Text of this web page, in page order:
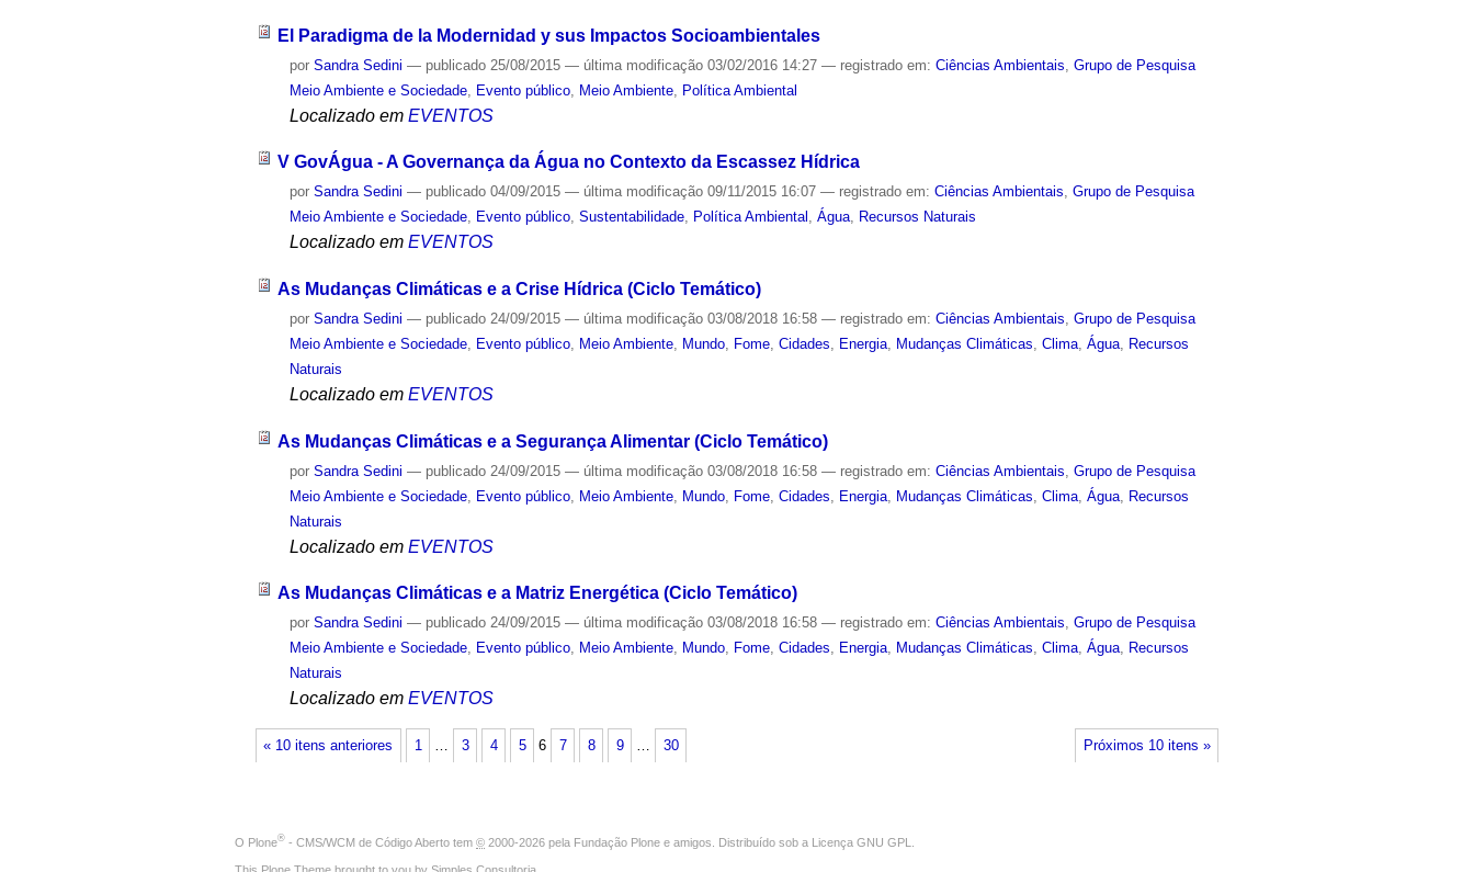
El Paradigma de la Modernidad y sus Impactos Socioambientales
porSandra Sedini — publicado 25/08/2015— última modificação 03/02/2016 14:27— registrado em:Ciências Ambientais ,Grupo de Pesquisa
Meio Ambiente e Sociedade Evento público Meio Ambiente Política Ambiental
Localizado em EVENTOS
V GovÁgua - A Governança da Água no Contexto da Escassez Hídrica
porSandra Sedini — publicado 04/09/2015— última modificação 09/11/2015 16:07— registrado em:Ciências Ambientais,Grupo de Pesquisa
Meio Ambiente e Sociedade, Evento público,Sustentabilidade, Política Ambiental ,Água, Recursos Naturais
Localizado em EVENTOS
As Mudanças Climáticas e a Crise Hídrica (Ciclo Temático)
porSandra Sedini — publicado 24/09/2015— última modificação 03/08/2018 16:58— registrado em:Ciências Ambientais ,Grupo de Pesquisa
Meio Ambiente e Sociedade
Evento público Meio Ambiente Mundo Fome ,Cidades Energia Mudanças Climáticas ,Clima ,Água
Recursos
Naturais
Localizado em EVENTOS
As Mudanças Climáticas e a Segurança Alimentar (Ciclo Temático)
porSandra Sedini — publicado 24/09/2015— última modificação 03/08/2018 16:58— registrado em:Ciências Ambientais ,Grupo de Pesquisa
Meio Ambiente e Sociedade Evento público Meio Ambiente Mundo Fome ,Cidades Energia Mudanças Climáticas ,Clima ,Água Recursos
Naturais
Localizado em EVENTOS
As Mudanças Climáticas e a Matriz Energética (Ciclo Temático)
porSandra Sedini — publicado 24/09/2015— última modificação 03/08/2018 16:58— registrado em:Ciências Ambientais,Grupo de Pesquisa
Meio Ambiente e Sociedade, Evento público, Meio Ambiente, Mundo, Fome,Cidades, Energia, Mudanças Climáticas,Clima,Água, Recursos
Naturais
Localizado em EVENTOS
« 10 itens anteriores Próximos 10 itens »
1 3 4 5 6 7 8 9 30
O Plone® - CMS/WCM de Código Aberto tem © 2000-2026 pela Fundação Plone e amigos. Distribuído sob a Licença GNU GPL